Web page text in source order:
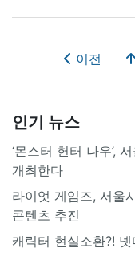
이전
인기 뉴스
‘몬스터 헌터 나우’,
개최한다
라이엇 게임즈, 서울
콘텐츠 추진
캐릭터 현실소환?! 넷